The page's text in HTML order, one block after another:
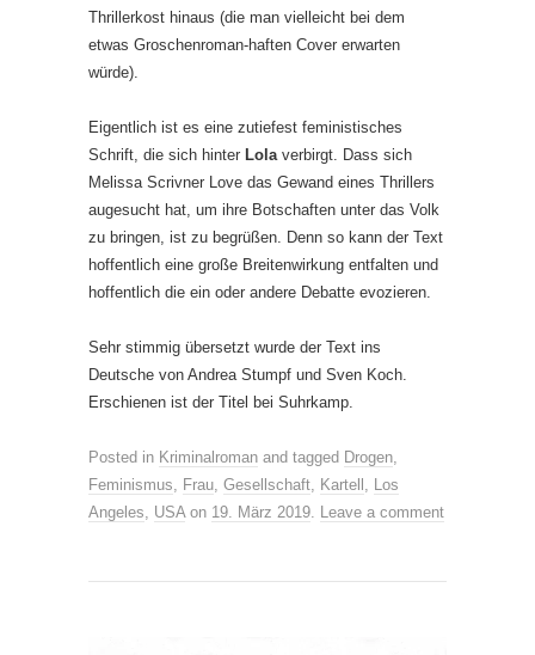
Thrillerkost hinaus (die man vielleicht bei dem
etwas Groschenroman-haften Cover erwarten
würde).
Eigentlich ist es eine zutiefest feministisches
Schrift, die sich hinter Lola verbirgt. Dass sich
Melissa Scrivner Love das Gewand eines Thrillers
augesucht hat, um ihre Botschaften unter das Volk
zu bringen, ist zu begrüßen. Denn so kann der Text
hoffentlich eine große Breitenwirkung entfalten und
hoffentlich die ein oder andere Debatte evozieren.
Sehr stimmig übersetzt wurde der Text ins
Deutsche von Andrea Stumpf und Sven Koch.
Erschienen ist der Titel bei Suhrkamp.
Posted in Kriminalroman and tagged Drogen
Feminismus
Frau Gesellschaft Kartell
Los
Angeles
USA on 19. März 2019 Leave a comment